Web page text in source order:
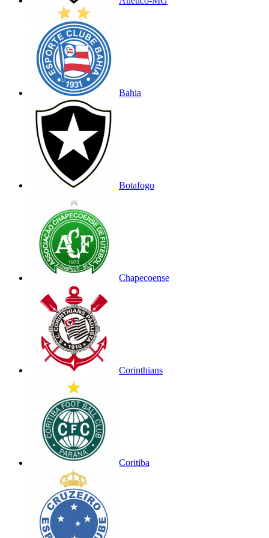
Bahia
Botafogo
Chapecoense
Corinthians
Coritiba